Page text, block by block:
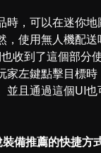
時，可以在迷你
，使用無人機配
收到了這個部分
家左鍵點擊目標
並且通過這個UI也
備推薦的快捷方